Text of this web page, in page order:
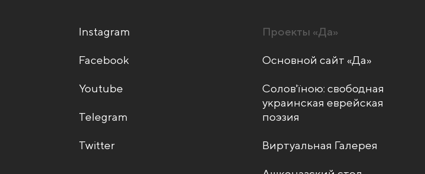
Instagram
Facebook
Youtube
Telegram
Twitter
Проекты «Да»
Основной сайт «Да»
Солов'їною: свободная
украинская еврейская
поэзия
Виртуальная Галерея